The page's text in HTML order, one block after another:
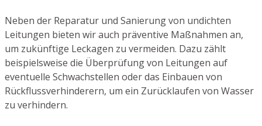
Neben der Reparatur und Sanierung von undichten
Leitungen bieten wir auch präventive Maßnahmen an,
um zukünftige Leckagen zu vermeiden. Dazu zählt
beispielsweise die Überprüfung von Leitungen auf
eventuelle Schwachstellen oder das Einbauen von
Rückflussverhinderern, um ein Zurücklaufen von Wasser
zu verhindern.